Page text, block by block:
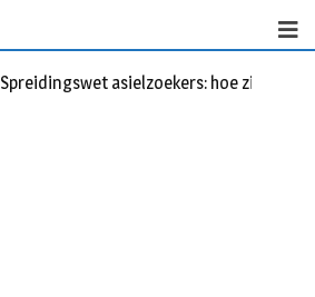
Spreidingswet asielzoekers: hoe zit dat?